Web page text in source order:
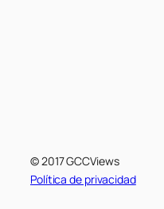
© 2017 GCCViews
Política de privacidad